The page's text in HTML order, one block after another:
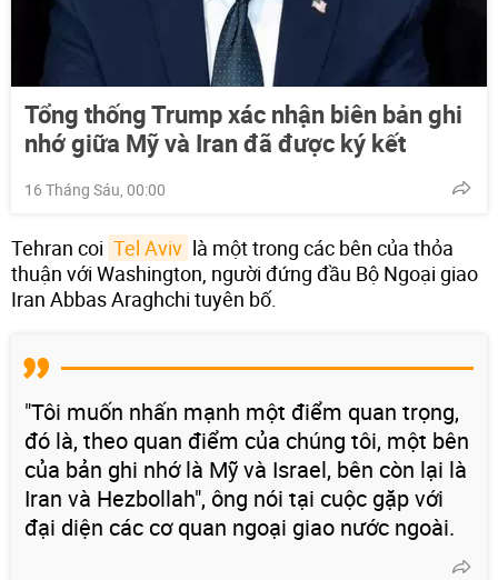
Tổng thống Trump xác nhận biên bản ghi
nhớ giữa Mỹ và Iran đã được ký kết
16 Tháng Sáu, 00:00
Tehran coi Tel Aviv là một trong các bên của thỏa
thuận với Washington, người đứng đầu Bộ Ngoại giao
Iran Abbas Araghchi tuyên bố.
"Tôi muốn nhấn mạnh một điểm quan trọng,
đó là, theo quan điểm của chúng tôi, một bên
của bản ghi nhớ là Mỹ và Israel, bên còn lại là
Iran và Hezbollah", ông nói tại cuộc gặp với
đại diện các cơ quan ngoại giao nước ngoài.